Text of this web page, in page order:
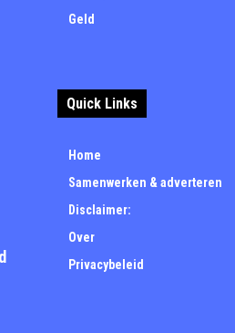
Geld
Quick Links
Home
Samenwerken & adverteren
Disclaimer:
Over
Privacybeleid